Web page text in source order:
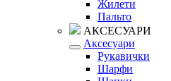
Жилети
Пальто
АКСЕСУАРИ
Аксесуари
Рукавички
Шарфи